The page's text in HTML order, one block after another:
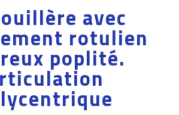
avec
rotulien
poplité.